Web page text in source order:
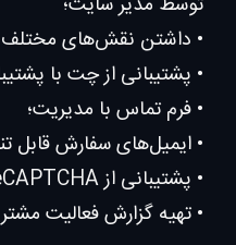
• داشتن نقش‌های
• پشتیبانی از چت با
• فرم تماس با مدیریت؛
• ایمیل‌های سفارش قابل
• پشتیبانی از reCAPTCHA؛
• تهیه گزارش فعالیت